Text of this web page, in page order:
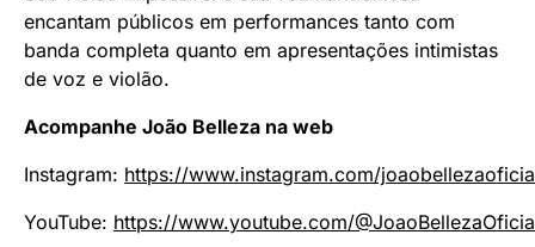
encantam públicos em performances tanto com
banda completa quanto em apresentações intimistas
de voz e violão.
Acompanhe João Belleza na web
Instagram: https://www.instagram.com/
YouTube: https://www.youtube.com/